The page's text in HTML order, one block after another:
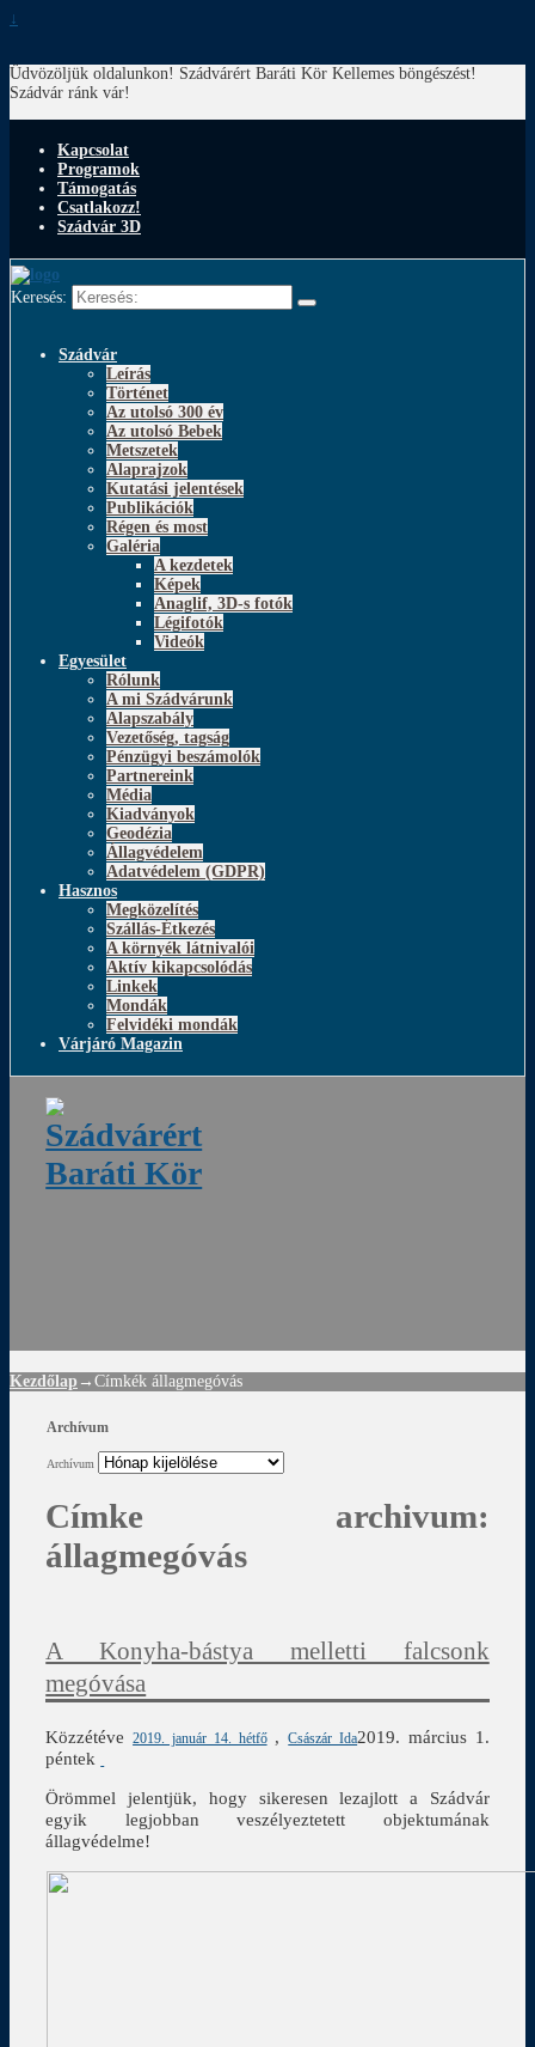
↓
Üdvözöljük oldalunkon! Szádvárért Baráti Kör Kellemes böngészést!
Szádvár ránk vár!
Kapcsolat
Programok
Támogatás
Csatlakozz!
Szádvár 3D
Keresés:
Szádvár
Leírás
Történet
Az utolsó 300 év
Az utolsó Bebek
Metszetek
Alaprajzok
Kutatási jelentések
Publikációk
Régen és most
Galéria
A kezdetek
Képek
Anaglif, 3D-s fotók
Légifotók
Videók
Egyesület
Rólunk
A mi Szádvárunk
Alapszabály
Vezetőség, tagság
Pénzügyi beszámolók
Partnereink
Média
Kiadványok
Geodézia
Állagvédelem
Adatvédelem (GDPR)
Hasznos
Megközelítés
Szállás-Étkezés
A környék látnivalói
Aktív kikapcsolódás
Linkek
Mondák
Felvidéki mondák
Várjáró Magazin
Kezdőlap →Címkék állagmegóvás
Archívum
Archívum
Címke archivum:
állagmegóvás
A Konyha-bástya melletti falcsonk
megóvása
Közzétéve2019. január 14. hétfő ,Császár Ida2019. március 1.
péntek
Örömmel jelentjük, hogy sikeresen lezajlott a Szádvár
egyik legjobban veszélyeztetett objektumának
állagvédelme!